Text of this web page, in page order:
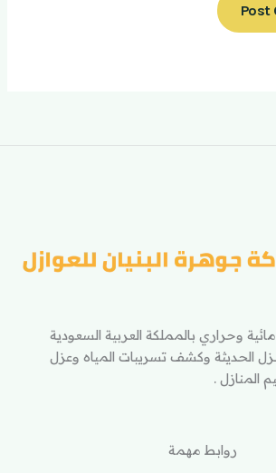
وحراري بالمملكة العربية السعودية
الحديثة وكشف تسريبات المياه وعزل
المنازل .
روابط مهمة